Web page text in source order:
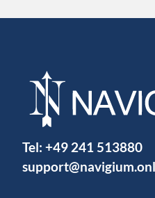
Tel: +49 241 513880